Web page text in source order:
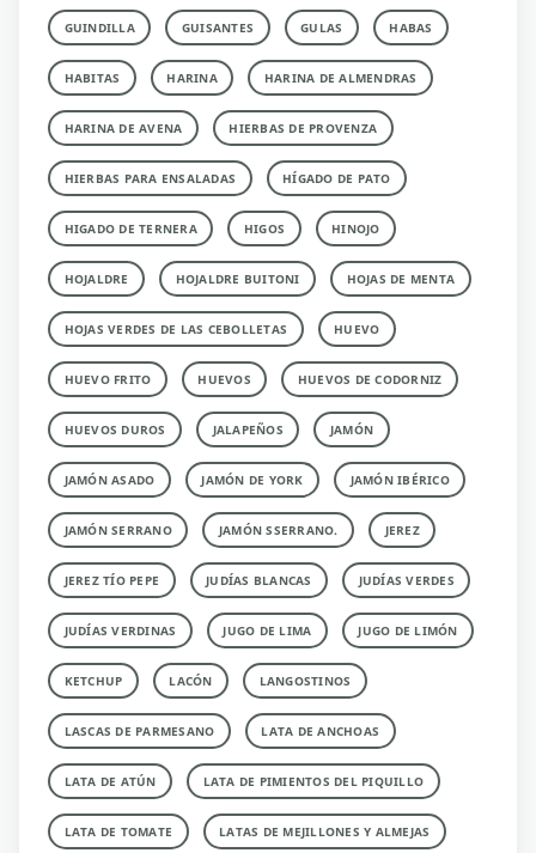
GUINDILLA GUISANTES GULAS HABAS
HABITAS HARINA HARINA DE ALMENDRAS
HARINA DE AVENA HIERBAS DE PROVENZA
HIERBAS PARA ENSALADAS HÍGADO DE PATO
HIGADO DE TERNERA HIGOS HINOJO
HOJALDRE HOJALDRE BUITONI HOJAS DE MENTA
HOJAS VERDES DE LAS CEBOLLETAS HUEVO
HUEVO FRITO HUEVOS HUEVOS DE CODORNIZ
HUEVOS DUROS JALAPEÑOS JAMÓN
JAMÓN ASADO JAMÓN DE YORK JAMÓN IBÉRICO
JAMÓN SERRANO JAMÓN SSERRANO. JEREZ
JEREZ TÍO PEPE JUDÍAS BLANCAS JUDÍAS VERDES
JUDÍAS VERDINAS JUGO DE LIMA JUGO DE LIMÓN
KETCHUP LACÓN LANGOSTINOS
LASCAS DE PARMESANO LATA DE ANCHOAS
LATA DE ATÚN LATA DE PIMIENTOS DEL PIQUILLO
LATA DE TOMATE LATAS DE MEJILLONES Y ALMEJAS